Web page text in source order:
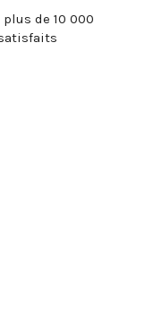
plus de 10 000